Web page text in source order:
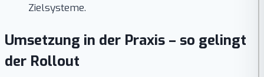
Zielsysteme.
Umsetzung in der Praxis – so gelingt
der Rollout